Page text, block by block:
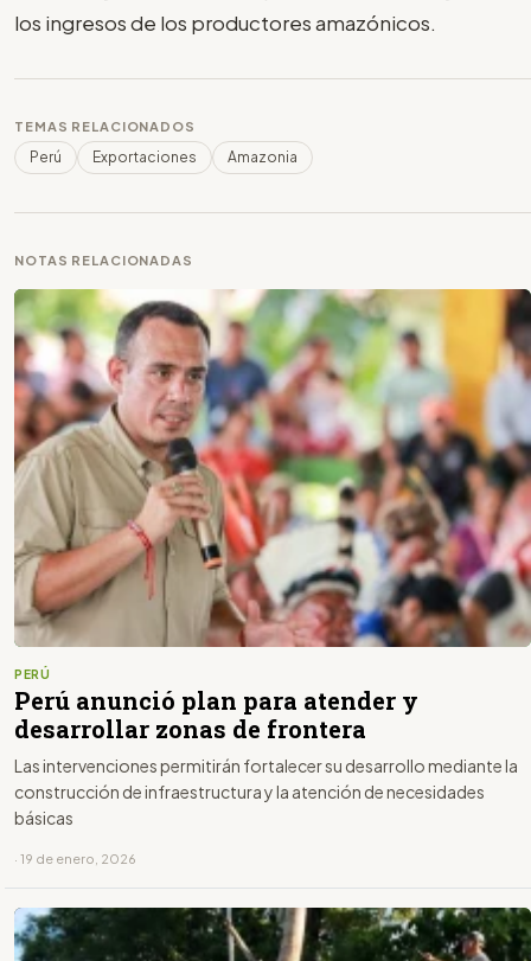
los ingresos de los productores amazónicos.
TEMAS RELACIONADOS
Perú Exportaciones Amazonia
NOTAS RELACIONADAS
PERÚ
Perú anunció plan para atender y
desarrollar zonas de frontera
Las intervenciones permitirán fortalecer su desarrollo mediante la
construcción de infraestructura y la atención de necesidades
básicas
· 19 de enero, 2026